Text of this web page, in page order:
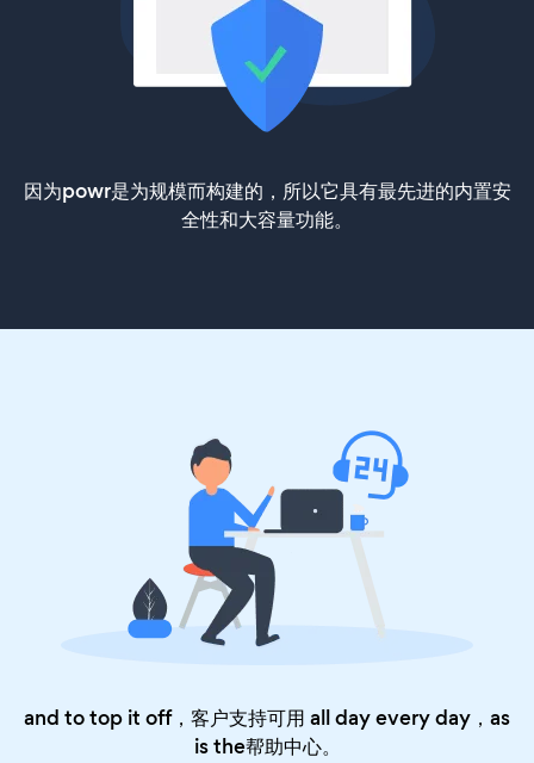
因为powr是为规模而构建的，所以它具有最先进的内置安
全性和大容量功能。
and to top it off，客户支持可用 all day every day，as
is the帮助中心。